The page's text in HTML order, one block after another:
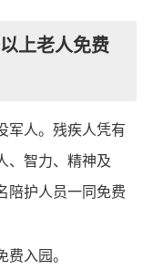
上老人免费
军人。残疾人凭有
、智力、精神及
陪护人员一同免费
入园。